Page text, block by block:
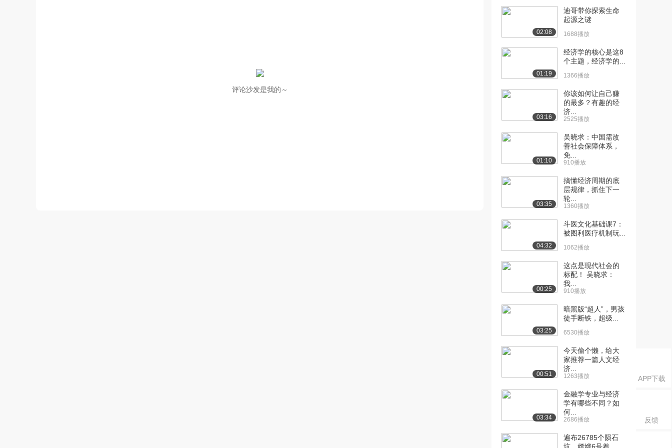
APP下载
反馈
评论沙发是我的～
2342播放
[12] 收入再分配职能
2232播放
[13] 社会保障支出（上）
2270播放
[14] 社会保障支出（中） 13:42
1650播放
[16] 政府预算管理（上）
[17] 政府预算管理（中） 14:50
1366播放
[19] 什么是税收（上）
[20] 什么是税收（中） 13:23
1706播放
[22] 我们需要什么样的税
1057播放
[23] 我们需要什么样的税
1181播放
[24] 我们需要什么样的税
收（下）
907播放
02:08
迪哥带你探索生命
起源之谜
1688播放
01:19
经济学的核心是这8
个主题，经济学的...
1366播放
03:16
你该如何让自己赚
的最多？有趣的经
济...
2525播放
01:10
吴晓求：中国需改
善社会保障体系，
免...
910播放
03:35
搞懂经济周期的底
层规律，抓住下一
轮...
1360播放
04:32
斗医文化基础课7：
被图利医疗机制玩...
1062播放
00:25
这点是现代社会的
标配！ 吴晓求：
我...
910播放
03:25
暗黑版“超人”，男孩
徒手断铁，超级...
6530播放
00:51
今天偷个懒，给大
家推荐一篇人文经
济...
1263播放
03:34
金融学专业与经济
学有哪些不同？如
何...
2686播放
遍布26785个陨石